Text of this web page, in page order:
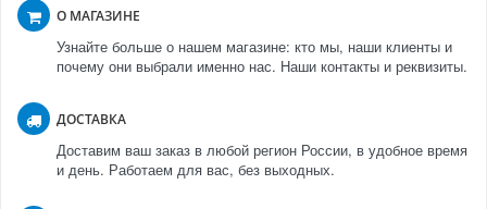
О МАГАЗИНЕ
Узнайте больше о нашем магазине: кто мы, наши клиенты и
почему они выбрали именно нас. Наши контакты и реквизиты.
ДОСТАВКА
Доставим ваш заказ в любой регион России, в удобное время
и день. Работаем для вас, без выходных.